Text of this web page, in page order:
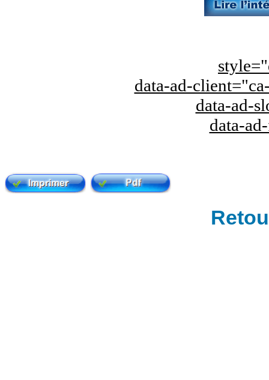
data-ad-
data-ad-
data-